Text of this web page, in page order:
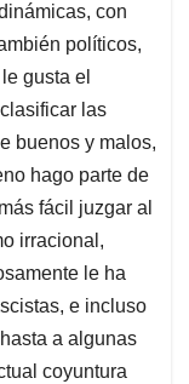
con
políticos,
gusta el
las
buenos y malos,
hago parte de
fácil juzgar al
irracional,
le ha
e incluso
a algunas
coyuntura